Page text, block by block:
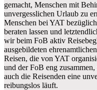
gemacht, Menschen mit
unvergesslichen Urlaub zu
Menschen bei YAT
beraten lassen und
wir beim FoB aktiv
ausgebildeten
Reisen, die von YAT
und der FoB eng
auch die Reisenden eine
reibungslos läuft.